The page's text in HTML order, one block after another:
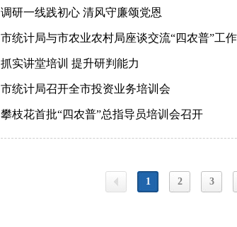
调研一线践初心 清风守廉颂党恩
市统计局与市农业农村局座谈交流“四农普”工作
抓实讲堂培训 提升研判能力
市统计局召开全市投资业务培训会
攀枝花首批“四农普”总指导员培训会召开
1 2 3